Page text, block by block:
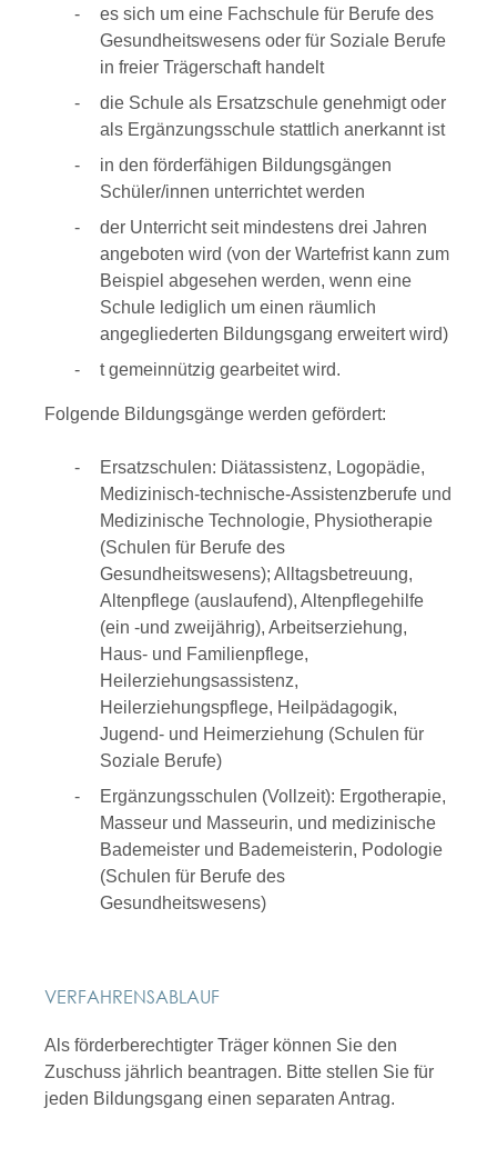
es sich um eine Fachschule für Berufe des
Gesundheitswesens oder für Soziale Berufe
in freier Trägerschaft handelt
die Schule als Ersatzschule genehmigt oder
als Ergänzungsschule stattlich anerkannt ist
in den förderfähigen Bildungsgängen
Schüler/innen unterrichtet werden
der Unterricht seit mindestens drei Jahren
angeboten wird (von der Wartefrist kann zum
Beispiel abgesehen werden, wenn eine
Schule lediglich um einen räumlich
angegliederten Bildungsgang erweitert wird)
tgemeinnützig gearbeitet wird.
Folgende Bildungsgänge werden gefördert:
Ersatzschulen: Diätassistenz, Logopädie,
Medizinisch-technische-Assistenzberufe und
Medizinische Technologie, Physiotherapie
(Schulen für Berufe des
Gesundheitswesens); Alltagsbetreuung,
Altenpflege (auslaufend), Altenpflegehilfe
(ein -und zweijährig), Arbeitserziehung,
Haus- und Familienpflege,
Heilerziehungsassistenz,
Heilerziehungspflege, Heilpädagogik,
Jugend- und Heimerziehung (Schulen für
Soziale Berufe)
Ergänzungsschulen (Vollzeit): Ergotherapie,
Masseur und Masseurin, und medizinische
Bademeister und Bademeisterin, Podologie
(Schulen für Berufe des
Gesundheitswesens)
VERFAHRENSABLAUF
Als förderberechtigter Träger können Sie den
Zuschuss jährlich beantragen. Bitte stellen Sie für
jeden Bildungsgang einen separaten Antrag.